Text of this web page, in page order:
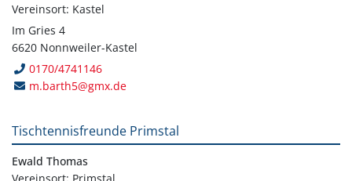
Vereinsort: Kastel
Im Gries 4
6620 Nonnweiler-Kastel
0170/4741146
m.barth5@gmx.de
Tischtennisfreunde Primstal
Ewald Thomas
Vereinsort: Primstal